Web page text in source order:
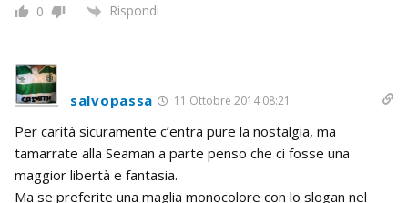
0 Rispondi
salvopassa 11 Ottobre 2014 08:21
Per carità sicuramente c’entra pure la nostalgia, ma
tamarrate alla Seaman a parte penso che ci fosse una
maggior libertà e fantasia.
Ma se preferite una maglia monocolore con lo slogan nel